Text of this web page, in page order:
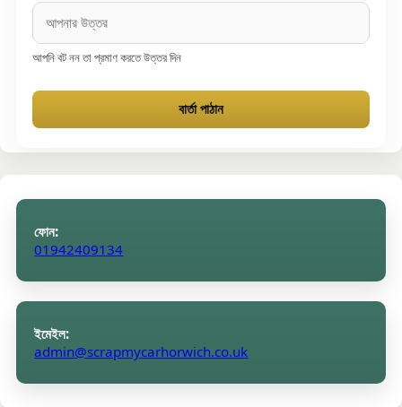
আপনি বট নন তা প্রমাণ করতে উত্তর দিন
বার্তা পাঠান
ফোন:
01942409134
ইমেইল:
admin@scrapmycarhorwich.co.uk